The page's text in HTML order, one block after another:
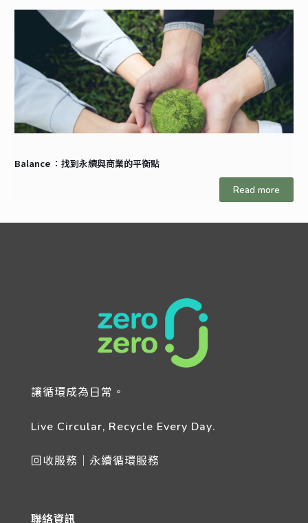
Balance ：找到永續與商業的平衡點
Read more
讓循環成為日常。
Live Circular, Recycle Every Day.
回收服務｜永續循環服務
聯絡資訊